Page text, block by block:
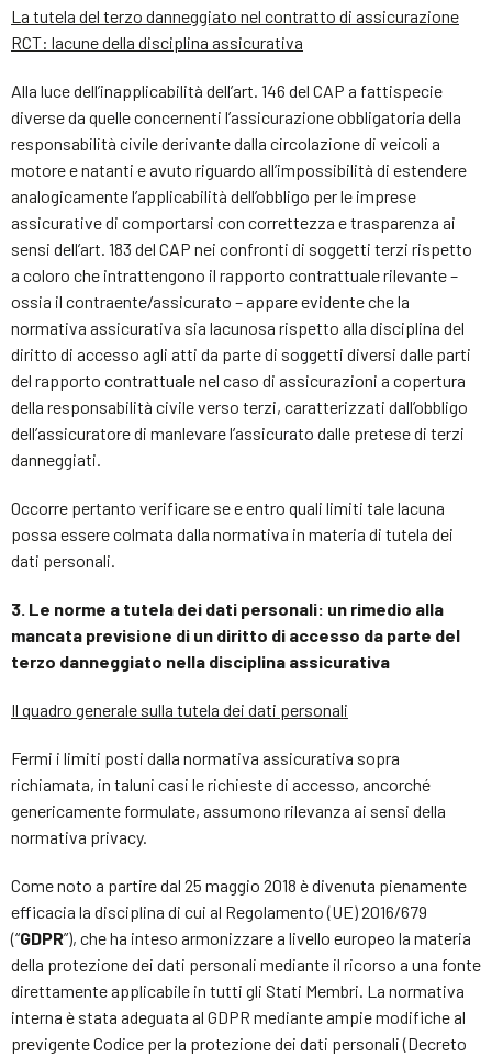
La tutela del terzo danneggiato nel contratto di assicurazione
RCT: lacune della disciplina assicurativa
Alla luce dell’inapplicabilità dell’art. 146 del CAP a fattispecie
diverse da quelle concernenti l’assicurazione obbligatoria della
responsabilità civile derivante dalla circolazione di veicoli a
motore e natanti e avuto riguardo all’impossibilità di estendere
analogicamente l’applicabilità dell’obbligo per le imprese
assicurative di comportarsi con correttezza e trasparenza ai
sensi dell’art. 183 del CAP nei confronti di soggetti terzi rispetto
a coloro che intrattengono il rapporto contrattuale rilevante –
ossia il contraente/assicurato – appare evidente che la
normativa assicurativa sia lacunosa rispetto alla disciplina del
diritto di accesso agli atti da parte di soggetti diversi dalle parti
del rapporto contrattuale nel caso di assicurazioni a copertura
della responsabilità civile verso terzi, caratterizzati dall’obbligo
dell’assicuratore di manlevare l’assicurato dalle pretese di terzi
danneggiati.
Occorre pertanto verificare se e entro quali limiti tale lacuna
possa essere colmata dalla normativa in materia di tutela dei
dati personali.
3. Le norme a tutela dei dati personali: un rimedio alla
mancata previsione di un diritto di accesso da parte del
terzo danneggiato nella disciplina assicurativa
Il quadro generale sulla tutela dei dati personali
Fermi i limiti posti dalla normativa assicurativa sopra
richiamata, in taluni casi le richieste di accesso, ancorché
genericamente formulate, assumono rilevanza ai sensi della
normativa privacy.
Come noto a partire dal 25 maggio 2018 è divenuta pienamente
efficacia la disciplina di cui al Regolamento (UE) 2016/679
(“GDPR”), che ha inteso armonizzare a livello europeo la materia
della protezione dei dati personali mediante il ricorso a una fonte
direttamente applicabile in tutti gli Stati Membri. La normativa
interna è stata adeguata al GDPR mediante ampie modifiche al
previgente Codice per la protezione dei dati personali (Decreto